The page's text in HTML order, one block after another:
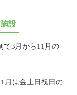
設
で3月から11月の
月は金土日祝日の